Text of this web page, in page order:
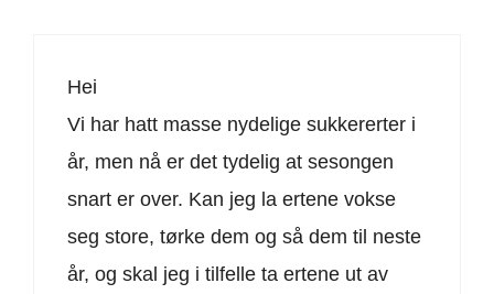
Hei
Vi har hatt masse nydelige sukkererter i
år, men nå er det tydelig at sesongen
snart er over. Kan jeg la ertene vokse
seg store, tørke dem og så dem til neste
år, og skal jeg i tilfelle ta ertene ut av